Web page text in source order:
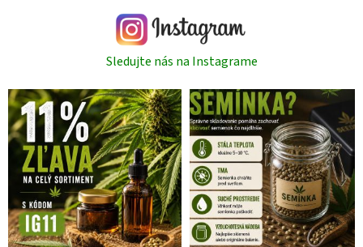
Sledujte nás na Instagrame